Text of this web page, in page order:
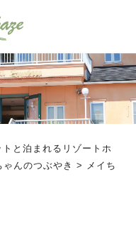
トと泊まれるリゾートホ
ゃんのつぶやき >
メイち